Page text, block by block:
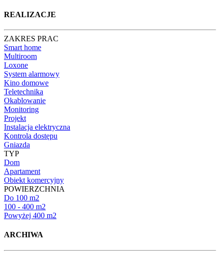
REALIZACJE
ZAKRES PRAC
Smart home
Multiroom
Loxone
System alarmowy
Kino domowe
Teletechnika
Okablowanie
Monitoring
Projekt
Instalacja elektryczna
Kontrola dostępu
Gniazda
TYP
Dom
Apartament
Obiekt komercyjny
POWIERZCHNIA
Do 100 m2
100 - 400 m2
Powyżej 400 m2
ARCHIWA